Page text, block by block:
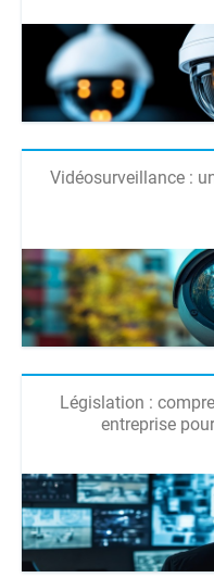
Vidéosurveillance :
Législation :
entreprise